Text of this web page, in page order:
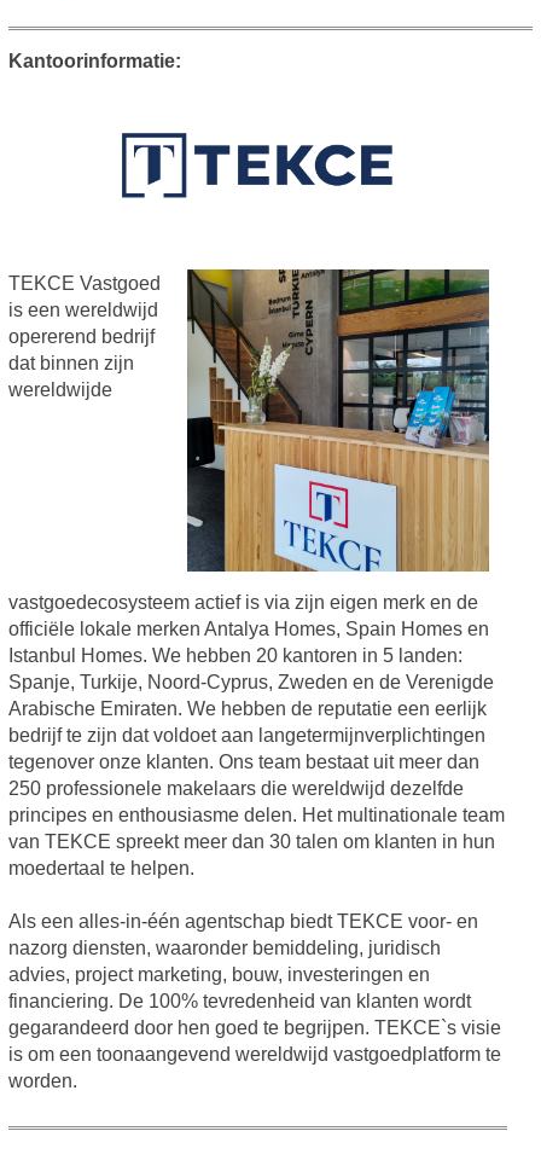
Kantoorinformatie:
TEKCE Vastgoed
is een wereldwijd
opererend bedrijf
dat binnen zijn
wereldwijde
vastgoedecosysteem actief is via zijn eigen merk en de
officiële lokale merken Antalya Homes, Spain Homes en
Istanbul Homes. We hebben 20 kantoren in 5 landen:
Spanje, Turkije, Noord-Cyprus, Zweden en de Verenigde
Arabische Emiraten. We hebben de reputatie een eerlijk
bedrijf te zijn dat voldoet aan langetermijnverplichtingen
tegenover onze klanten. Ons team bestaat uit meer dan
250 professionele makelaars die wereldwijd dezelfde
principes en enthousiasme delen. Het multinationale team
van TEKCE spreekt meer dan 30 talen om klanten in hun
moedertaal te helpen.
Als een alles-in-één agentschap biedt TEKCE voor- en
nazorg diensten, waaronder bemiddeling, juridisch
advies, project marketing, bouw, investeringen en
financiering. De 100% tevredenheid van klanten wordt
gegarandeerd door hen goed te begrijpen. TEKCE`s visie
is om een toonaangevend wereldwijd vastgoedplatform te
worden.